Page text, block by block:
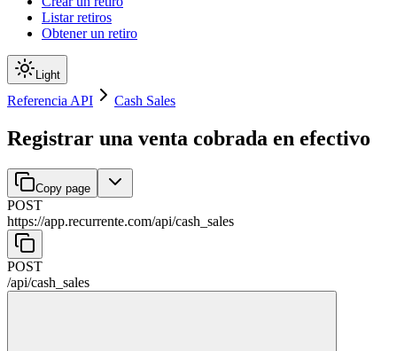
Listar retiros
Obtener un retiro
Light
Referencia API Cash Sales
Registrar una venta cobrada en efectivo
Copy page
POST
https://app.recurrente.com/api/cash_sales
POST
/api/cash_sales